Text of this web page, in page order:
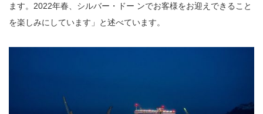
ます。2022年春、シルバー・ドー ンでお客様をお迎えできること
を楽しみにしています」と述べています。